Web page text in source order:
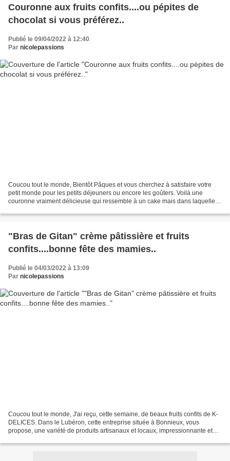
Couronne aux fruits confits....ou pépites de
chocolat si vous préférez..
Publié le 09/04/2022 à 12:40
Par nicolepassions
Coucou tout le monde, Bientôt Pâques et vous cherchez à satisfaire votre
petit monde pour les petits déjeuners ou encore les goûters. Voilà une
couronne vraiment délicieuse qui ressemble à un cake mais dans laquelle
"Bras de Gitan" crème pâtissière et fruits
confits....bonne fête des mamies..
Publié le 04/03/2022 à 13:09
Par nicolepassions
Coucou tout le monde, J'ai reçu, cette semaine, de beaux fruits confits de K-
DELICES. Dans le Lubéron, cette entreprise située à Bonnieux, vous
propose, une variété de produits artisanaux et locaux, impressionnante et